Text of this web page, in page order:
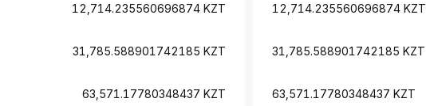
12,714.235560696874 KZT
31,785.588901742185 KZT
63,571.17780348437 KZT
12,714.235560696874 KZT
31,785.588901742185 KZT
63,571.17780348437 KZT